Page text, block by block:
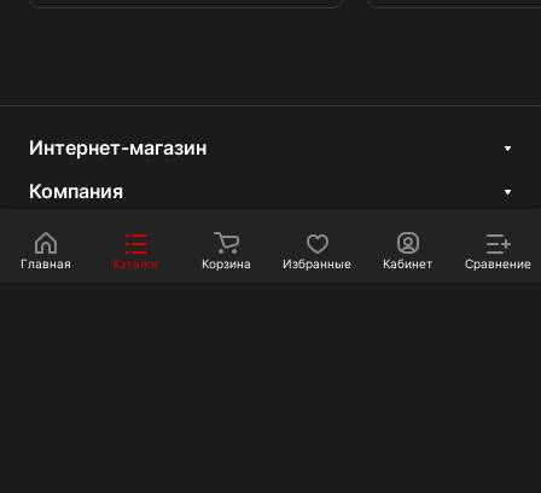
Интернет-магазин
Компания
Информация
Покупателям
Главная Каталог Корзина Избранные Кабинет Сравнение